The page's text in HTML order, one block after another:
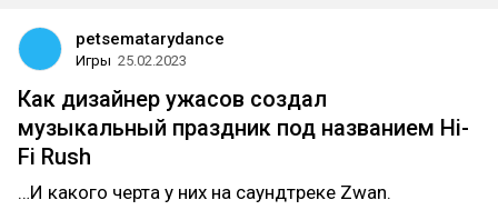
petsematarydance
Игры 25.02.2023
Как дизайнер ужасов создал
музыкальный праздник под названием Hi-
Fi Rush
…И какого черта у них на саундтреке Zwan.